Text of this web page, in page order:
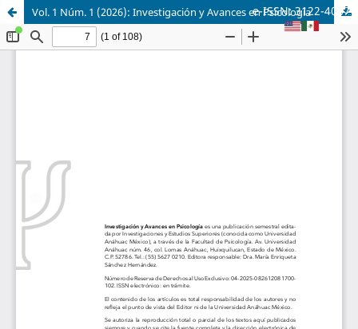
Vol. 1 Núm. 1 (2026): Investigación y Avances en Psicología
e-ISSN: 3122-4067